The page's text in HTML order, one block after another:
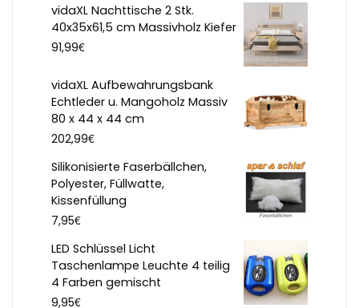
vidaXL Nachttische 2 Stk.
40x35x61,5 cm Massivholz Kiefer
91,99€
vidaXL Aufbewahrungsbank
Echtleder u. Mangoholz Massiv
80 x 44 x 44 cm
202,99€
Silikonisierte Faserbällchen,
Polyester, Füllwatte,
Kissenfüllung
7,95€
LED Schlüssel Licht
Taschenlampe Leuchte 4 teilig
4 Farben gemischt
9,95€